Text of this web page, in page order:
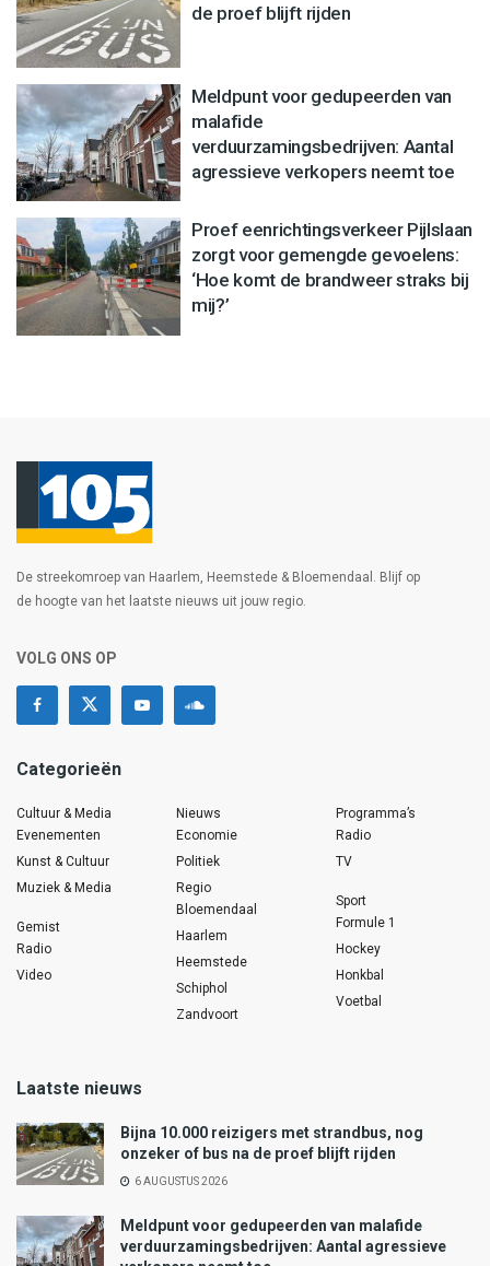
de proef blijft rijden
Meldpunt voor gedupeerden van
malafide
verduurzamingsbedrijven: Aantal
agressieve verkopers neemt toe
Proef eenrichtingsverkeer Pijlslaan
zorgt voor gemengde gevoelens:
‘Hoe komt de brandweer straks bij
mij?’
De streekomroep van Haarlem, Heemstede & Bloemendaal. Blijf op
de hoogte van het laatste nieuws uit jouw regio.
VOLG ONS OP
Categorieën
Cultuur & Media
Evenementen
Kunst & Cultuur
Muziek & Media
Gemist
Radio
Video
Nieuws
Economie
Politiek
Regio
Bloemendaal
Haarlem
Heemstede
Schiphol
Zandvoort
Programma’s
Radio
TV
Sport
Formule 1
Hockey
Honkbal
Voetbal
Laatste nieuws
Bijna 10.000 reizigers met strandbus, nog
onzeker of bus na de proef blijft rijden
6 AUGUSTUS 2026
Meldpunt voor gedupeerden van malafide
verduurzamingsbedrijven: Aantal agressieve